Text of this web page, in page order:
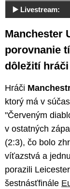
▶️ Livestream:
Manchester
porovnanie
dôležití hráči
Hráči
ktorý má v
"Červeným
v ostatných
(2:3), čo bolo
víťazstvá a
porazili
šestnásťfinále